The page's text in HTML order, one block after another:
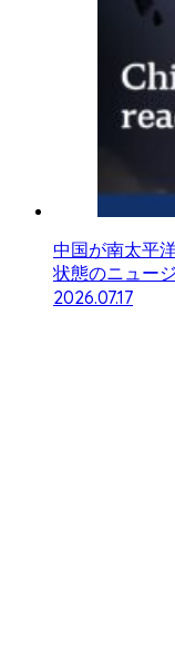
中国が南太平
状態のニュー
2026.07.17